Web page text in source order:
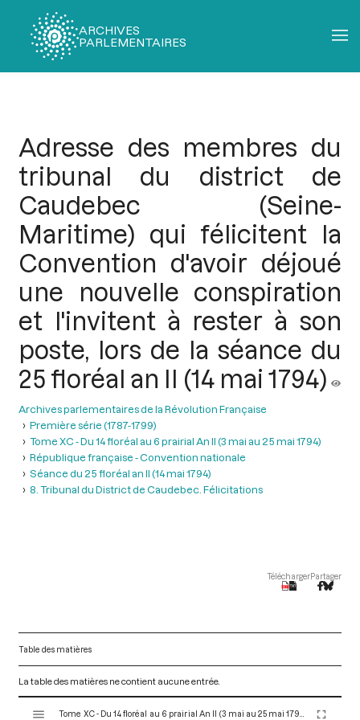
ARCHIVES
PARLEMENTAIRES
Adresse des membres du
tribunal du district de
Caudebec (Seine-
Maritime) qui félicitent la
Convention d'avoir déjoué
une nouvelle conspiration
et l'invitent à rester à son
poste, lors de la séance du
25 floréal an II (14 mai 1794)
Archives parlementaires de la Révolution Française
Première série (1787-1799)
Tome XC - Du 14 floréal au 6 prairial An II (3 mai au 25 mai 1794)
République française - Convention nationale
Séance du 25 floréal an II (14 mai 1794)
8. Tribunal du District de Caudebec. Félicitations
TéléchargerPartager
Table des matières
La table des matières ne contient aucune entrée.